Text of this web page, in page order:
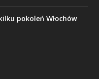
pokoleń Włochów